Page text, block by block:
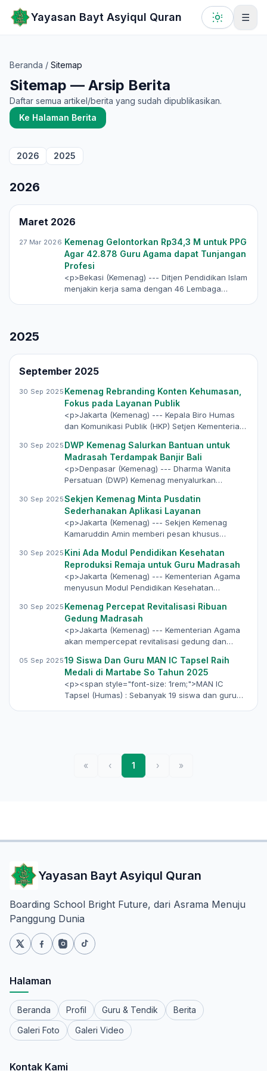
Lewati ke konten utama
Yayasan Bayt Asyiqul Quran ☰
Beranda / Sitemap
Sitemap — Arsip Berita
Daftar semua artikel/berita yang sudah dipublikasikan.
Ke Halaman Berita
2026 2025
2026
Maret 2026
27 Mar 2026 Kemenag Gelontorkan Rp34,3 M untuk PPG
Agar 42.878 Guru Agama dapat Tunjangan
Profesi
<p>Bekasi (Kemenag) --- Ditjen Pendidikan Islam
menjakin kerja sama dengan 46 Lembaga
2025
September 2025
30 Sep 2025 Kemenag Rebranding Konten Kehumasan,
Fokus pada Layanan Publik
<p>Jakarta (Kemenag) --- Kepala Biro Humas
dan Komunikasi Publik (HKP) Setjen Kementerian
30 Sep 2025 DWP Kemenag Salurkan Bantuan untuk
Madrasah Terdampak Banjir Bali
<p>Denpasar (Kemenag) --- Dharma Wanita
Persatuan (DWP) Kemenag menyalurkan
30 Sep 2025Sekjen Kemenag Minta Pusdatin
Sederhanakan Aplikasi Layanan
<p>Jakarta (Kemenag) --- Sekjen Kemenag
Kamaruddin Amin memberi pesan khusus
(Pusdatin).…
30 Sep 2025 Kini Ada Modul Pendidikan Kesehatan
Reproduksi Remaja untuk Guru Madrasah
<p>Jakarta (Kemenag) --- Kementerian Agama
menyusun Modul Pendidikan Kesehatan
30 Sep 2025 Kemenag Percepat Revitalisasi Ribuan
Gedung Madrasah
<p>Jakarta (Kemenag) --- Kementerian Agama
akan mempercepat revitalisasi gedung dan
05 Sep 202519 Siswa Dan Guru MAN IC Tapsel Raih
Medali di Martabe So Tahun 2025
<p><span style="font-size: 1rem;">MAN IC
Tapsel (Humas) : Sebanyak 19 siswa dan guru
« ‹ 1 › »
Yayasan Bayt Asyiqul Quran
Boarding School Bright Future, dari Asrama Menuju
Panggung Dunia
Halaman
Beranda Profil Guru & Tendik
Berita
Galeri Foto
Galeri Video
Kontak Kami